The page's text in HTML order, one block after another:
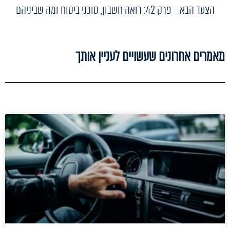
הצעד הבא – פרק 42: רואה חשבון, סוכני ביטוח ומה שביניהם
מאמרים אחרונים שעשויים לעניין אותך